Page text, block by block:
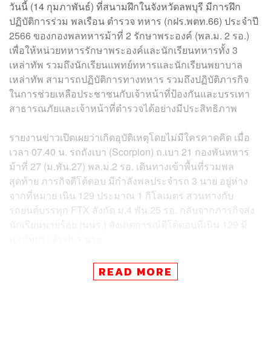
วันนี้ (14 กุมภาพันธ์) ที่สนามฝึกในจังหวัดลพบุรี มีการฝึก
ปฏิบัติการร่วม พลเรือน ตำรวจ ทหาร (กฝร.พตท.66) ประจำปี
2566 ของกองพลทหารม้าที่ 2 รักษาพระองค์ (พล.ม. 2 รอ.)
เพื่อให้หน่วยทหารรักษาพระองค์และนักเรียนทหารทั้ง 3
เหล่าทัพ รวมถึงนักเรียนแพทย์ทหารและนักเรียนพยาบาล
เหล่าทัพ สามารถปฏิบัติการทางทหาร รวมถึงปฏิบัติภารกิจ
ในการช่วยเหลือประชาชนกับเจ้าหน้าที่ป้องกันและบรรเทา
สาธารณภัยและเจ้าหน้าที่ตำรวจได้อย่างมีประสิทธิภาพ
รายงานข่าวเปิดเผยว่าเกิดอุบัติเหตุโดยไม่มีใครคาดคิด เมื่อ
เวลา 07.40 น. รถถังเบา (Scorpion) ถ.เบา 21 กองพันทหาร
ม้าที่ 27 (ม.พัน.27) พล.ม.2 รอ. เดินทางเข้าพื้นที่รวมพล
สุดท้าย ภารกิจตีโต้ตอบ มีกำลังพลประจำรถ 3 นาย อยู่ห่าง
จากที่หมาย เนิน 129 ประมาณ 1 กิโลเมตร สวนทางกับ
รถยนต์บรรทุก FTX สังกัด ม.4 พัน.25 รอ. กลับจากภารกิจส่ง
โดยจุดนั้นเป็นโค้งหักศอก ทัศนวิสัยจำกัด รถทั้งสองคันหัก
หลบซ้าย โดยรถถังเบาปีนขึ้นเนินดิน ลงคูข้างทางและพลิก
READ MORE